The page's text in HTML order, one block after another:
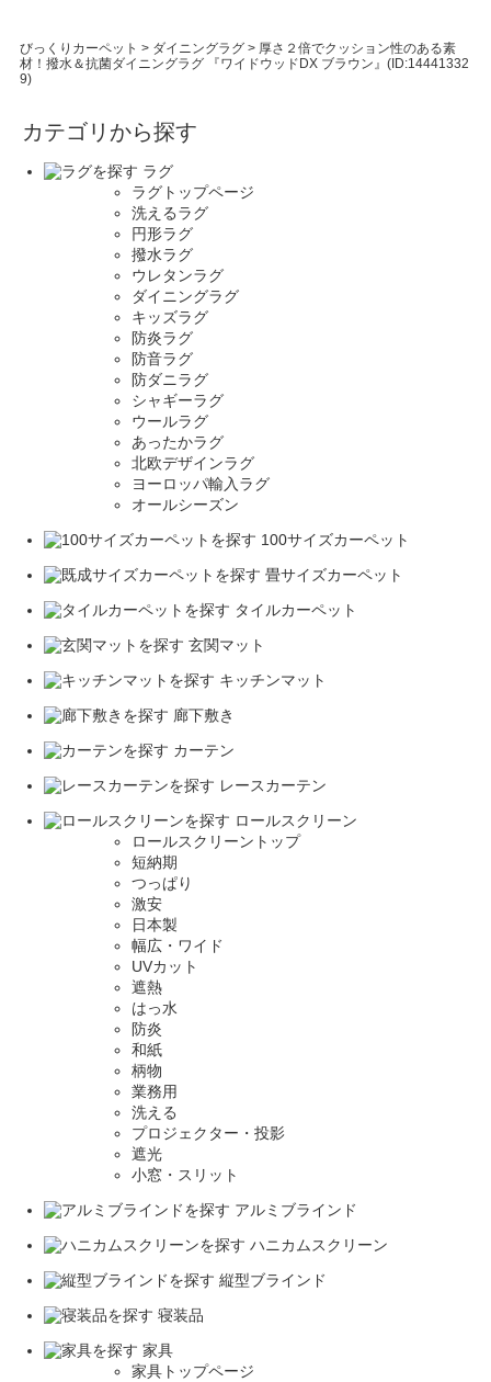
びっくりカーペット > ダイニングラグ> 厚さ２倍でクッション性のある素
材！撥水＆抗菌ダイニングラグ 『ワイドウッドDX ブラウン』(ID:14441332
9)
カテゴリから探す
ラグ
ラグトップページ
洗えるラグ
円形ラグ
撥水ラグ
ウレタンラグ
ダイニングラグ
キッズラグ
防炎ラグ
防音ラグ
防ダニラグ
シャギーラグ
ウールラグ
あったかラグ
北欧デザインラグ
ヨーロッパ輸入ラグ
オールシーズン
100サイズカーペット
畳サイズカーペット
タイルカーペット
玄関マット
キッチンマット
廊下敷き
カーテン
レースカーテン
ロールスクリーン
ロールスクリーントップ
短納期
つっぱり
激安
日本製
幅広・ワイド
UVカット
遮熱
はっ水
防炎
和紙
柄物
業務用
洗える
プロジェクター・投影
遮光
小窓・スリット
アルミブラインド
ハニカムスクリーン
縦型ブラインド
寝装品
家具
家具トップページ